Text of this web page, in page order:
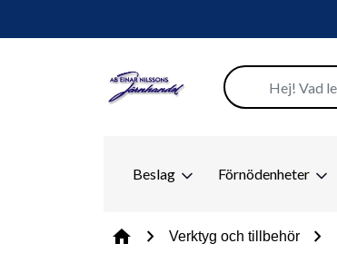
Beslag Förnödenheter
home chevron_right Verktyg och tillbehör chevron_right